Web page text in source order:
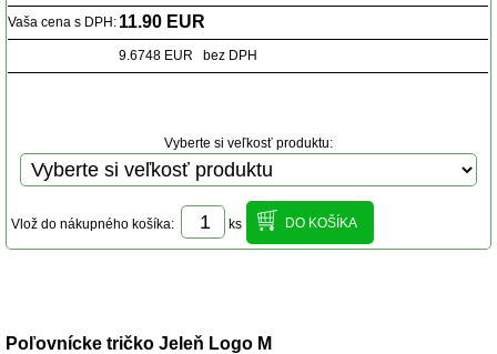
Vaša cena s DPH: 11.90 EUR
9.6748 EUR bez DPH
Vyberte si veľkosť produktu:
Vlož do nákupného košíka: ks
Poľovnícke tričko Jeleň Logo M